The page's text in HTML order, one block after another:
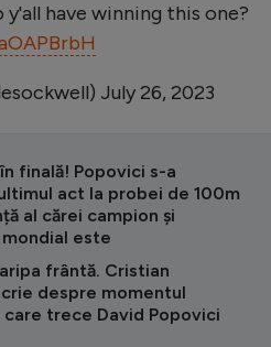
have winning this one?
July 26, 2023
finală! Popovici s-a
act la probei de 100m
al cărei campion și
este
frântă. Cristian
despre momentul
trece David Popovici